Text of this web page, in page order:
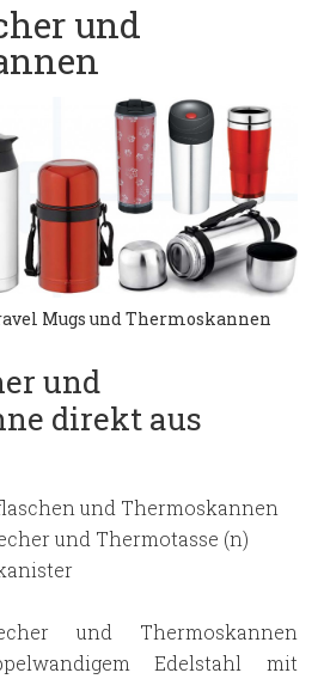
und
Mugs und Thermoskannen
und
direkt aus
und Thermoskannen
und Thermotasse (n)
und Thermoskannen
Edelstahl mit